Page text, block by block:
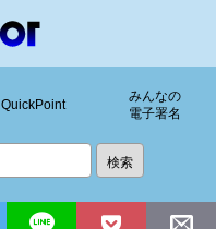
QuickPoint
みんなの
電子署名